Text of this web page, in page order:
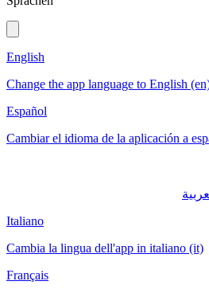
English
Change the app language to English
Español
Cambiar el idioma de la aplicación a
Italiano
Cambia la lingua dell'app in italiano (it)
Français